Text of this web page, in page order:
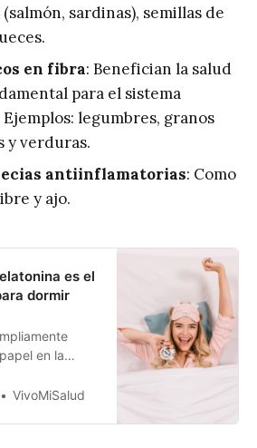
sardinas), semillas de
en fibra: Benefician la salud
para el sistema
legumbres, granos
y verduras.
antiinflamatorias: Como
y ajo.
es el
dormir
en la
va más
VivoMiSalud